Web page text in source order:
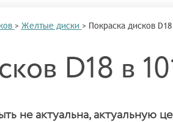
> Желтые диски > Покраска дисков
D18 в
не актуальна, актуальную